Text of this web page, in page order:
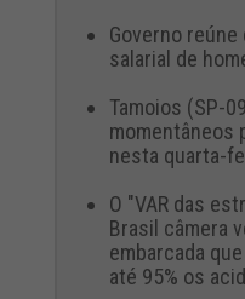
Governo
salarial de
Tamoios (SP-
momentâneos
nesta quarta-
O "VAR das
Brasil câmera
embarcada
até 95% os